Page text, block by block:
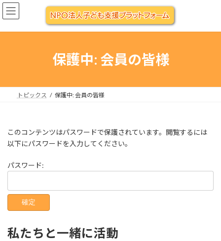
コ
ン
ン
ナ
ビ
ー
保護中: 会員の皆様
トピックス 保護中: 会員の皆様
このコンテンツはパスワードで保護されています。閲覧するには
以下にパスワードを入力してください。
パスワード:
私たちと一緒に活動